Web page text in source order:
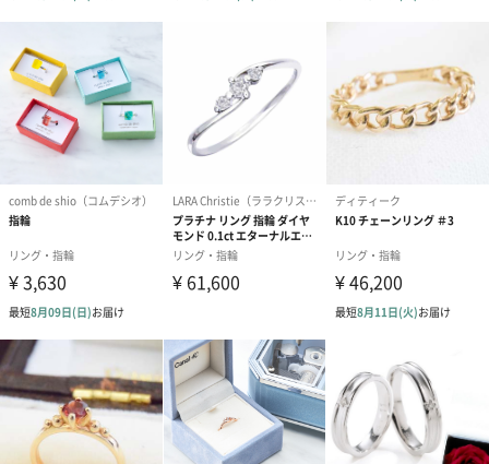
ングは、毎日のファッションにも合わせやすいですね。簡単にサ
イズを変えることができるので、仕事の時とプライベートでつけ
る指を変えこともできます。女性らしいキュートなリングをプレ
ゼントしてみませんか。
原材料
真鍮、ガラス
本体サイズ
長さフリーサイズ（9号から13号くらい）×20幅
mm×高さ12mm
パッケージ外
装
ビニール袋
パッケージ外
装サイズ
長さ40mm×幅35mm×高さ10mm